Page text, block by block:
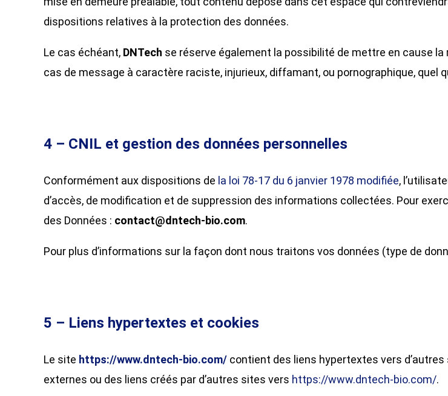
dispositions relatives à la protection des données.
Le cas échéant, DNTech se réserve également la possibilité de mettre en cause
cas de message à caractère raciste, injurieux, diffamant, ou pornographique, quel
4 – CNIL et gestion des données personnelles
Conformément aux dispositions de la loi 78-17 du 6 janvier 1978 modifiée,
d’accès, de modification et de suppression des informations collectées. Pour
des Données : contact@dntech-bio.com.
​Pour plus d’informations sur la façon dont nous traitons vos données (type de
5 – Liens hypertextes et cookies
​Le site https://www.dntech-bio.com/ contient des liens hypertextes vers
externes ou des liens créés par d’autres sites vers https://www.dntech-bio.com/.